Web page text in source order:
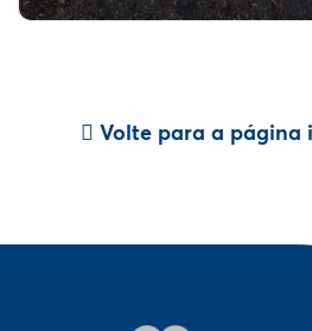
Volte para a página